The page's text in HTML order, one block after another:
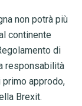
non potrà più
continente
di
responsabilità
approdo,
Brexit.